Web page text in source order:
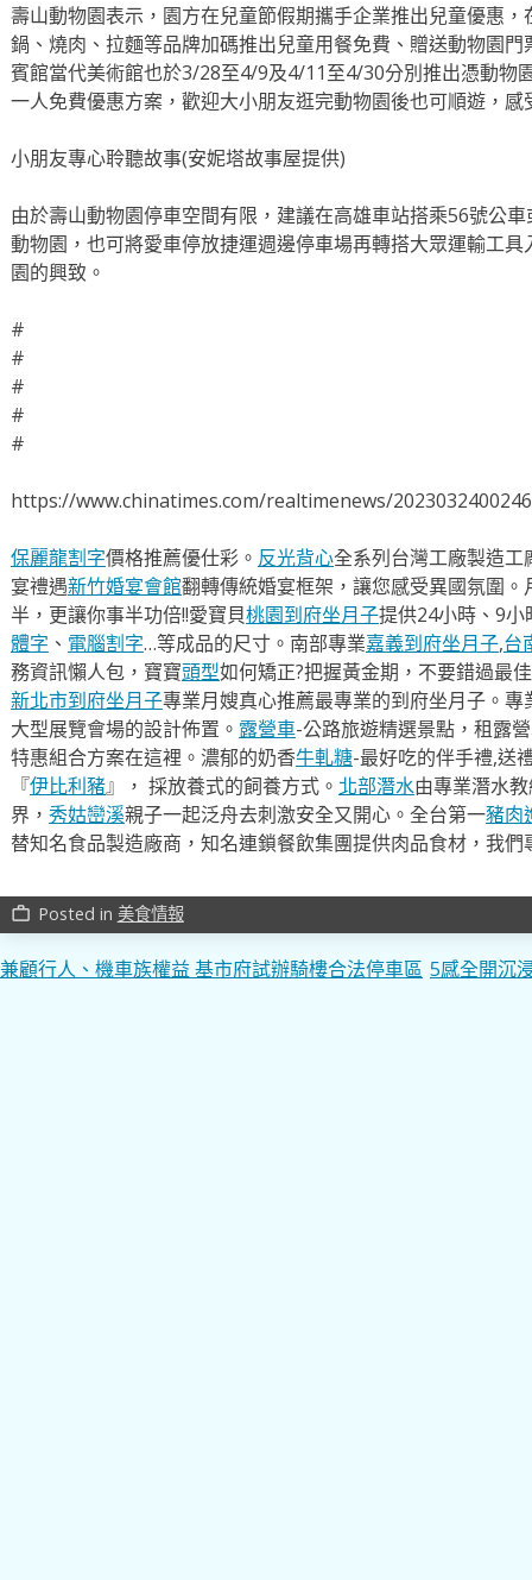
壽山動物園表示，園方在兒童節假期攜手企業推出兒童優惠
鍋、燒肉、拉麵等品牌加碼推出兒童用餐免費、贈送動物園
賓館當代美術館也於3/28至4/9及4/11至4/30分別推出憑動物
一人免費優惠方案，歡迎大小朋友逛完動物園後也可順遊，感
小朋友專心聆聽故事(安妮塔故事屋提供)
由於壽山動物園停車空間有限，建議在高雄車站搭乘56號公
動物園，也可將愛車停放捷運週邊停車場再轉搭大眾運輸工
園的興致。
#
#
#
#
#
https://www.chinatimes.com/realtimenews/
保麗龍割字價格推薦優仕彩。 反光背心全系列台灣工廠製造
宴禮遇新竹婚宴會館翻轉傳統婚宴框架，讓您感受異國氛圍。
半，更讓你事半功倍!!愛寶貝桃園到府坐月子提供24小時、9
體字 、 電腦割字…等成品的尺寸。南部專業嘉義到府坐月子,台
務資訊懶人包，寶寶頭型如何矯正?把握黃金期，不要錯過最
新北市到府坐月子專業月嫂真心推薦最專業的到府坐月子。專
大型展覽會場的設計佈置。 露營車-公路旅遊精選景點，租露
特惠組合方案在這裡。濃郁的奶香牛軋糖-最好吃的伴手禮,送
『伊比利豬』， 採放養式的飼養方式。 北部潛水由專業潛水
界， 秀姑巒溪親子一起泛舟去​刺激安全又開心。全台第一豬肉
替知名食品製造廠商，知名連鎖餐飲集團提供肉品食材，我
work_outline Posted in 美食情報
文
兼顧行人、機車族權益 基市府試辦騎樓合法停車區 5感全開沉